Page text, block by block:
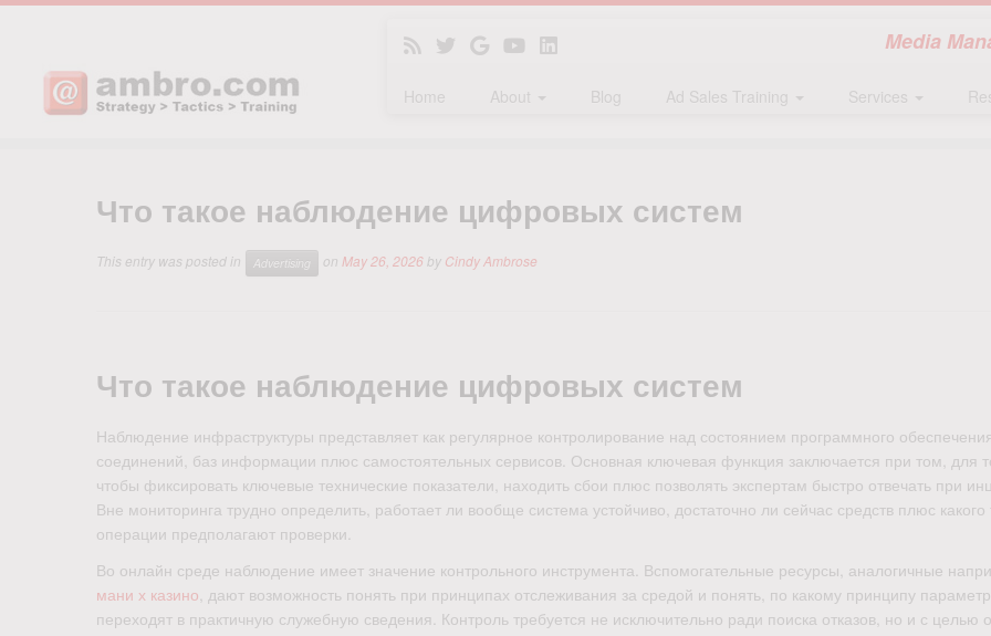
Media
Home About Blog Ad Sales Training Services
Что такое наблюдение цифровых систем
This entry was posted in Advertising on May 26, 2026 by Cindy Ambrose
Что такое наблюдение цифровых систем
Наблюдение инфраструктуры представляет как регулярное контролирование над состоянием программного
соединений, баз информации плюс самостоятельных сервисов. Основная ключевая функция заключается при том, для
чтобы фиксировать ключевые технические показатели, находить сбои плюс позволять экспертам быстро отвечать при
Вне мониторинга трудно определить, работает ли вообще система устойчиво, достаточно ли сейчас средств плюс какого
операции предполагают проверки.
Во онлайн среде наблюдение имеет значение контрольного инструмента. Вспомогательные ресурсы, аналогичные
мани х казино, дают возможность понять при принципах отслеживания за средой и понять, по какому принципу
переходят в практичную служебную сведения. Контроль требуется не исключительно ради поиска отказов, но и с целью